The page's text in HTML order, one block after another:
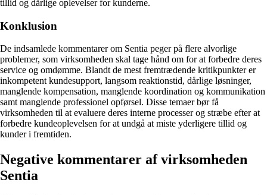
tillid og dårlige oplevelser for kunderne.
Konklusion
De indsamlede kommentarer om Sentia peger på flere alvorlige
problemer, som virksomheden skal tage hånd om for at forbedre deres
service og omdømme. Blandt de mest fremtrædende kritikpunkter er
inkompetent kundesupport, langsom reaktionstid, dårlige løsninger,
manglende kompensation, manglende koordination og kommunikation
samt manglende professionel opførsel. Disse temaer bør få
virksomheden til at evaluere deres interne processer og stræbe efter at
forbedre kundeoplevelsen for at undgå at miste yderligere tillid og
kunder i fremtiden.
Negative kommentarer af virksomheden
Sentia